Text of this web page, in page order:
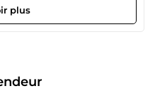
zone géographique.
certifiée et reconnue
pas là ! 2. Des solutions
et l’optimisation de
plus